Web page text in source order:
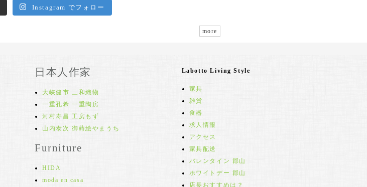
Instagram でフォロー
more
日本人作家
大峡健市 三和織物
一重孔希 一重陶房
河村寿昌 工房もず
山内泰次 御蒔絵やまうち
Furniture
HIDA
moda en casa
Labotto Living Style
家具
雑貨
食器
求人情報
アクセス
家具配送
バレンタイン 郡山
ホワイトデー 郡山
店長おすすめは？